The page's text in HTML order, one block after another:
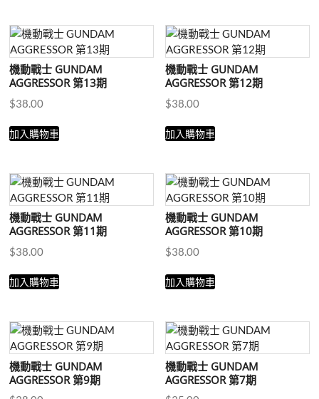
機動戰士 GUNDAM
AGGRESSOR 第13期
$38.00
加入購物車
機動戰士 GUNDAM
AGGRESSOR 第12期
$38.00
加入購物車
機動戰士 GUNDAM
AGGRESSOR 第11期
$38.00
加入購物車
機動戰士 GUNDAM
AGGRESSOR 第10期
$38.00
加入購物車
機動戰士 GUNDAM
AGGRESSOR 第9期
機動戰士 GUNDAM
AGGRESSOR 第7期